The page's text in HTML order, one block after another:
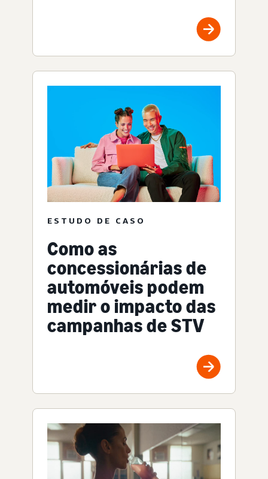
ESTUDO DE CASO
Como as
concessionárias de
automóveis podem
medir o impacto das
campanhas de STV